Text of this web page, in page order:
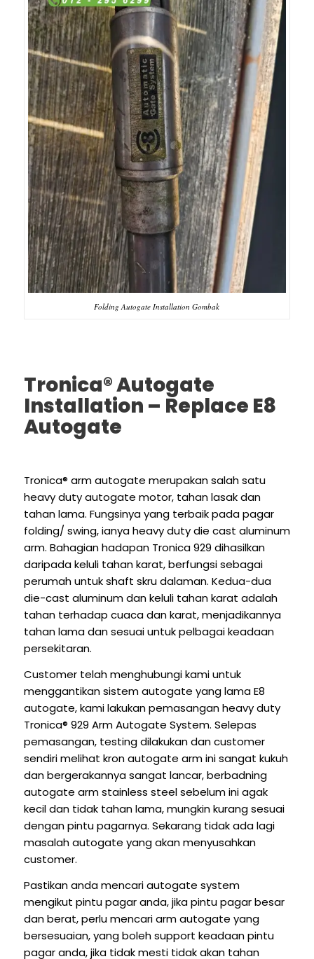
Folding Autogate Installation Gombak
Tronica® Autogate
Installation – Replace E8
Autogate
Tronica® arm autogate merupakan salah satu
heavy duty autogate motor, tahan lasak dan
tahan lama. Fungsinya yang terbaik pada pagar
folding/ swing, ianya heavy duty die cast aluminum
arm. Bahagian hadapan Tronica 929 dihasilkan
daripada keluli tahan karat, berfungsi sebagai
perumah untuk shaft skru dalaman. Kedua-dua
die-cast aluminum dan keluli tahan karat adalah
tahan terhadap cuaca dan karat, menjadikannya
tahan lama dan sesuai untuk pelbagai keadaan
persekitaran.
Customer telah menghubungi kami untuk
menggantikan sistem autogate yang lama E8
autogate, kami lakukan pemasangan heavy duty
Tronica® 929 Arm Autogate System. Selepas
pemasangan, testing dilakukan dan customer
sendiri melihat kron autogate arm ini sangat kukuh
dan bergerakannya sangat lancar, berbadning
autogate arm stainless steel sebelum ini agak
kecil dan tidak tahan lama, mungkin kurang sesuai
dengan pintu pagarnya. Sekarang tidak ada lagi
masalah autogate yang akan menyusahkan
customer.
Pastikan anda mencari autogate system
mengikut pintu pagar anda, jika pintu pagar besar
dan berat, perlu mencari arm autogate yang
bersesuaian, yang boleh support keadaan pintu
pagar anda, jika tidak mesti tidak akan tahan